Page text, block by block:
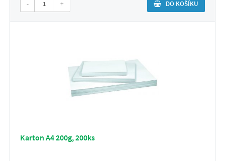
- + DO KOŠÍKU
Karton A4 200g, 200ks